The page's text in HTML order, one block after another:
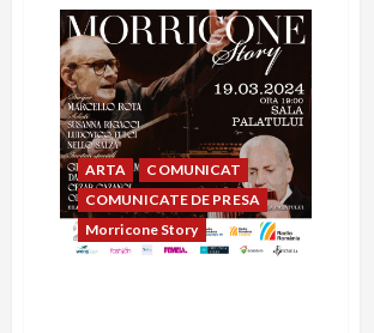
of
a
woman
ARTA
COMUNICAT
COMUNICATE DE PRESA
Morricone Story